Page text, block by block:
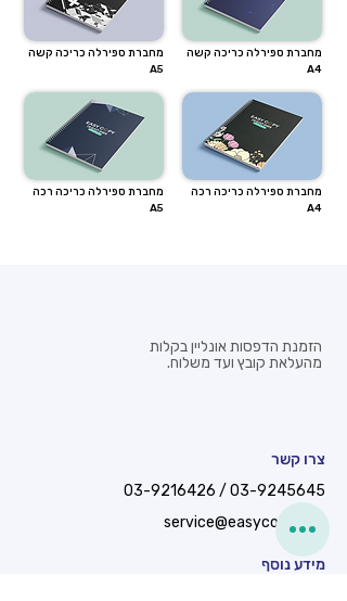
מחברת ספירלה כריכה קשה
A4
מחברת ספירלה כריכה רכה
A4
מחברת ספירלה כריכה קשה
A5
מחברת ספירלה כריכה רכה
A5
הזמנת הדפסות אונליין בקלות
מהעלאת קובץ ועד משלוח.
צרו קשר
03-9245645
/
03-9216426
service@easycopy.co.il
מידע נוסף